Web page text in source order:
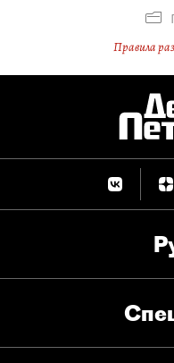
Правила